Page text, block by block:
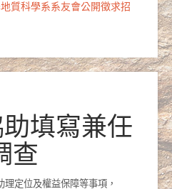
質科學系系友會公開徵求招
填寫兼任
查
定位及權益保障等事項，